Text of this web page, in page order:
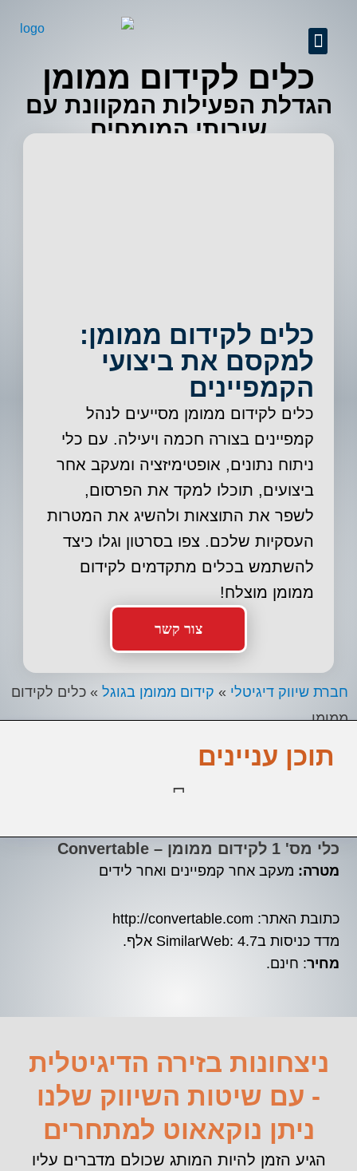
כלים לקידום ממומן
הגדלת הפעילות המקוונת עם
שירותי המומחים
כלים לקידום ממומן:
למקסם את ביצועי
הקמפיינים
כלים לקידום ממומן מסייעים לנהל
קמפיינים בצורה חכמה ויעילה. עם כלי
ניתוח נתונים, אופטימיזציה ומעקב אחר
ביצועים, תוכלו למקד את הפרסום,
לשפר את התוצאות ולהשיג את המטרות
העסקיות שלכם. צפו בסרטון וגלו כיצד
להשתמש בכלים מתקדמים לקידום
ממומן מוצלח!
צור קשר
חברת שיווק דיגיטלי » קידום ממומן בגוגל » כלים לקידום
ממומן
תוכן עניינים
כלי מס' 1 לקידום ממומן – Convertable
מטרה: מעקב אחר קמפיינים ואחר לידים
כתובת האתר: http://convertable.com
מדד כניסות בSimilarWeb: 4.7 אלף.
מחיר: חינם.
ניצחונות בזירה הדיגיטלית
- עם שיטות השיווק שלנו
ניתן נוקאאוט למתחרים
הגיע הזמן להיות המותג שכולם מדברים עליו